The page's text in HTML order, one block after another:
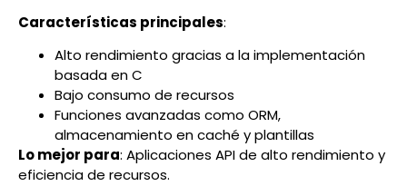
Características principales:
Alto rendimiento gracias a la implementación
basada en C
Bajo consumo de recursos
Funciones avanzadas como ORM,
almacenamiento en caché y plantillas
Lo mejor para: Aplicaciones API de alto rendimiento y
eficiencia de recursos.